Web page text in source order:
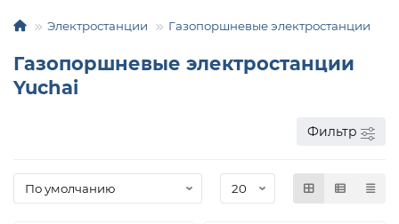
Электростанции Газопоршневые электростанции
Газопоршневые электростанции
Yuchai
Фильтр